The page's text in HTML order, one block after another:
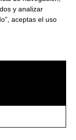
y analizar
aceptas el uso